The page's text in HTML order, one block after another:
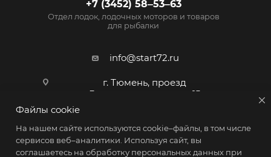
+7 (3452) 58‒53‒63
Отдел лодок, лодочных моторов и товаров
для рыбалки
info@start72.ru
г. Тюмень, проезд
Геологоразведчиков, 15
Файлы cookie
На нашем сайте используются cookie–файлы, в том числе
сервисов веб–аналитики. Используя сайт, вы
соглашаетесь на обработку персональных данных при